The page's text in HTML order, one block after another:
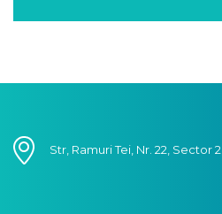
Str, Ramuri Tei, Nr. 22, Sector